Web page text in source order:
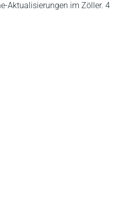
Aktualisierungen im Zöller. 4